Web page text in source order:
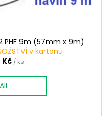
PHF 9m (57mm x 9m)
v kartonu
Kč / ks